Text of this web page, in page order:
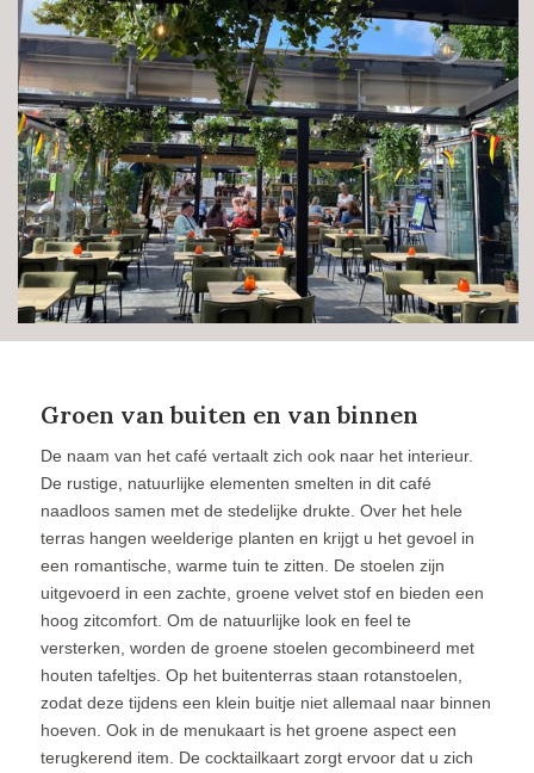
Groen van buiten en van binnen
De naam van het café vertaalt zich ook naar het interieur.
De rustige, natuurlijke elementen smelten in dit café
naadloos samen met de stedelijke drukte. Over het hele
terras hangen weelderige planten en krijgt u het gevoel in
een romantische, warme tuin te zitten. De stoelen zijn
uitgevoerd in een zachte, groene velvet stof en bieden een
hoog zitcomfort. Om de natuurlijke look en feel te
versterken, worden de groene stoelen gecombineerd met
houten tafeltjes. Op het buitenterras staan rotanstoelen,
zodat deze tijdens een klein buitje niet allemaal naar binnen
hoeven. Ook in de menukaart is het groene aspect een
terugkerend item. De cocktailkaart zorgt ervoor dat u zich